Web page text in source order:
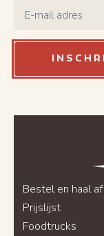
Bestel en haal af
Prijslijst
Foodtrucks